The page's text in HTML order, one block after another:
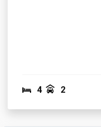
4 2